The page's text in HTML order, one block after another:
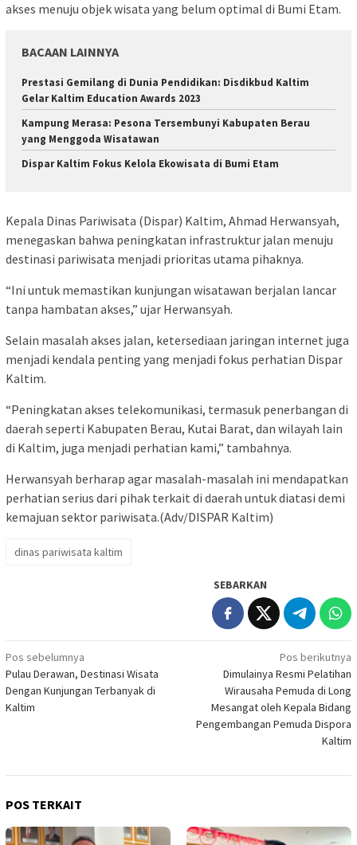
akses menuju objek wisata yang belum optimal di Bumi Etam.
BACAAN LAINNYA
Prestasi Gemilang di Dunia Pendidikan: Disdikbud Kaltim
Gelar Kaltim Education Awards 2023
Kampung Merasa: Pesona Tersembunyi Kabupaten Berau
yang Menggoda Wisatawan
Dispar Kaltim Fokus Kelola Ekowisata di Bumi Etam
Kepala Dinas Pariwisata (Dispar) Kaltim, Ahmad Herwansyah,
menegaskan bahwa peningkatan infrastruktur jalan menuju
destinasi pariwisata menjadi prioritas utama pihaknya.
“Ini untuk memastikan kunjungan wisatawan berjalan lancar
tanpa hambatan akses,” ujar Herwansyah.
Selain masalah akses jalan, ketersediaan jaringan internet juga
menjadi kendala penting yang menjadi fokus perhatian Dispar
Kaltim.
“Peningkatan akses telekomunikasi, termasuk penerbangan di
daerah seperti Kabupaten Berau, Kutai Barat, dan wilayah lain
di Kaltim, juga menjadi perhatian kami,” tambahnya.
Herwansyah berharap agar masalah-masalah ini mendapatkan
perhatian serius dari pihak terkait di daerah untuk diatasi demi
kemajuan sektor pariwisata.(Adv/DISPAR Kaltim)
dinas pariwisata kaltim
SEBARKAN
Navigasi
pos
Pos sebelumnya
Pulau Derawan, Destinasi Wisata
Dengan Kunjungan Terbanyak di
Kaltim
Pos berikutnya
Dimulainya Resmi Pelatihan
Wirausaha Pemuda di Long
Mesangat oleh Kepala Bidang
Pengembangan Pemuda Dispora
Kaltim
POS TERKAIT